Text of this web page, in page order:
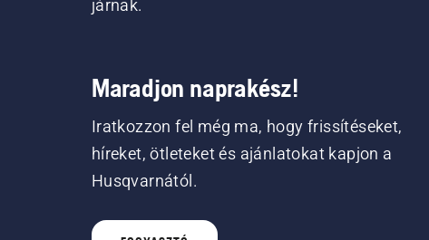
járnak.
Maradjon naprakész!
Iratkozzon fel még ma, hogy frissítéseket,
híreket, ötleteket és ajánlatokat kapjon a
Husqvarnától.